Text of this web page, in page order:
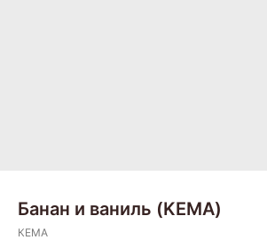
Банан и ваниль (KEMA)
КЕМА